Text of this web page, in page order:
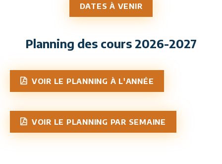
DATES À VENIR
Planning des cours 2026-2027
VOIR LE PLANNING À L'ANNÉE
VOIR LE PLANNING PAR SEMAINE